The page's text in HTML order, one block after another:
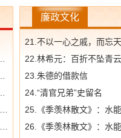
廉政文化
21.不以一心之戚，而忘
22.林希元：百折不坠青
23.朱德的借款信
24.“清官兄弟”史留名
25.《季羡林散文》：水
26.《季羡林散文》：水